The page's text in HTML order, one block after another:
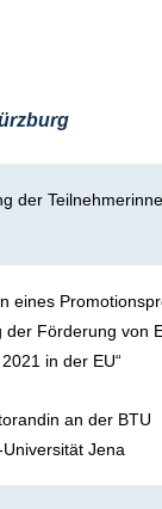
der
eines
der Förderung von
in der EU“
an der BTU
Jena